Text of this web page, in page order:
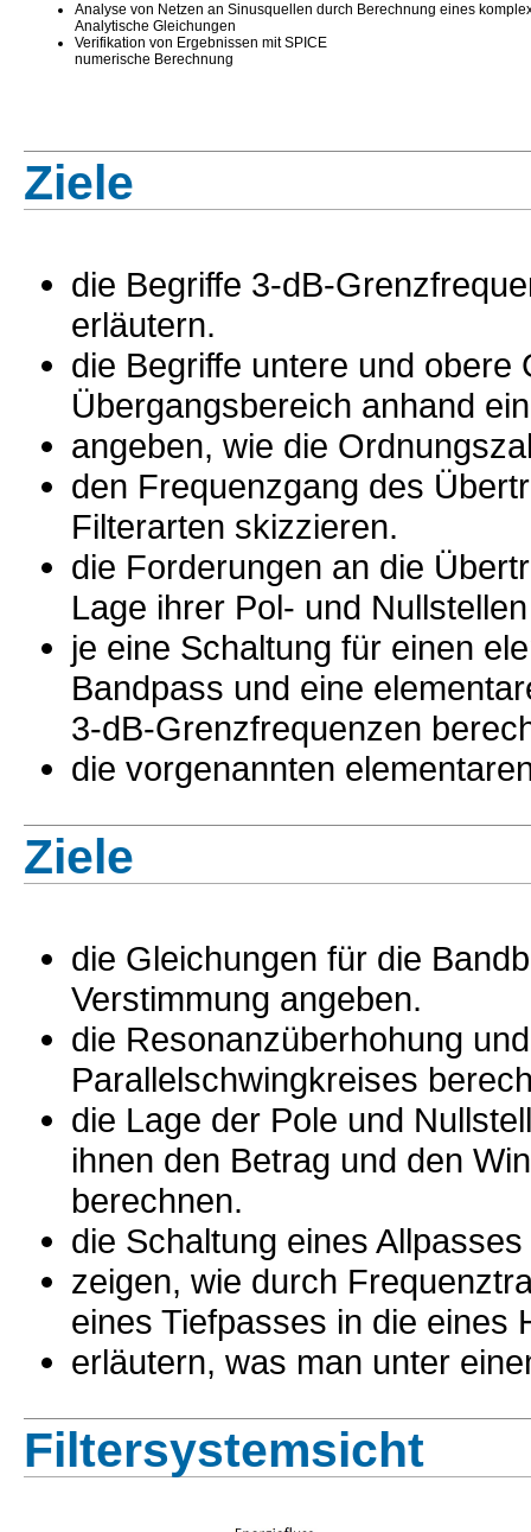
Analyse von Netzen an Sinusquellen durch Berechnung eines
Analytische Gleichungen
Verifikation von Ergebnissen mit SPICE
numerische Berechnung
Ziele
die Begriffe 3-dB-
erläutern.
die Begriffe untere und
Übergangsbereich anhand
angeben, wie die
den Frequenzgang des
Filterarten skizzieren.
die Forderungen an die
Lage ihrer Pol- und
je eine Schaltung für einen
Bandpass und eine
3-dB-Grenzfrequenzen
die vorgenannten
Ziele
die Gleichungen für die
Verstimmung angeben.
die Resonanzüberhohung
Parallelschwingkreises
die Lage der Pole und
ihnen den Betrag und den
berechnen.
die Schaltung eines
zeigen, wie durch
eines Tiefpasses in die eines
erläutern, was man unter
Filtersystemsicht